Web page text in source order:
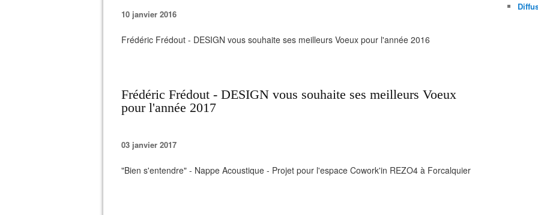
10 janvier 2016
Frédéric Frédout - DESIGN vous souhaite ses meilleurs Voeux pour l'année 2016
Frédéric Frédout - DESIGN vous souhaite ses meilleurs Voeux
pour l'année 2017
03 janvier 2017
"Bien s'entendre" - Nappe Acoustique - Projet pour l'espace Cowork'in REZO4 à Forcalquier